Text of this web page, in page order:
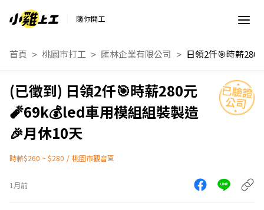
隨你開工
首頁 桃園市打工 匯林企業有限公司
日領2仟🎯時薪280元
🧨69k💰led車用模組組裝製造
🎉月休10天
時薪$260 ~ $280 / 桃園市觀音區
1月前